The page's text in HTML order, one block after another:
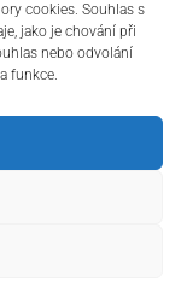
cookies. Souhlas s
jako je chování při
nebo odvolání
funkce.
Na
nejen české
svatých